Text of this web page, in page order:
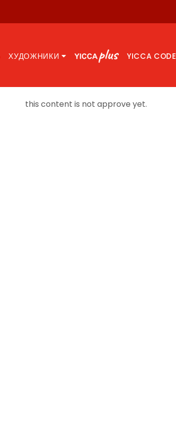
ХУДОЖНИКИ YICCA CODE
this content is not approve yet.